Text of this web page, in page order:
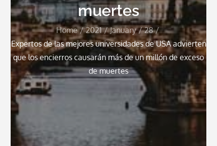
muertes
Home 2021 January
28
Expertos de las mejores universidades de USA advierten
que los encierros causarán más de un millón de exceso
de muertes